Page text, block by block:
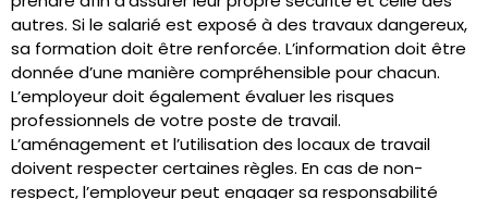
autres. Si le salarié est exposé à des travaux dangereux,
sa formation doit être renforcée. L’information doit être
donnée d’une manière compréhensible pour chacun.
L’employeur doit également évaluer les risques
professionnels de votre poste de travail.
L’aménagement et l’utilisation des locaux de travail
doivent respecter certaines règles. En cas de non-
respect, l’employeur peut engager sa responsabilité